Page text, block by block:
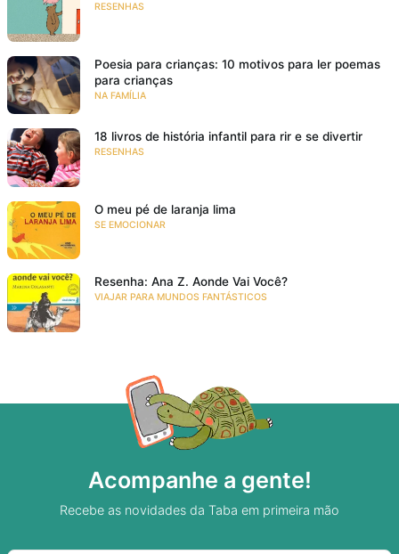
RESENHAS
Poesia para crianças: 10 motivos para ler poemas
para crianças
NA FAMÍLIA
18 livros de história infantil para rir e se divertir
RESENHAS
O meu pé de laranja lima
SE EMOCIONAR
Resenha: Ana Z. Aonde Vai Você?
VIAJAR PARA MUNDOS FANTÁSTICOS
Acompanhe a gente!
Recebe as novidades da Taba em primeira mão